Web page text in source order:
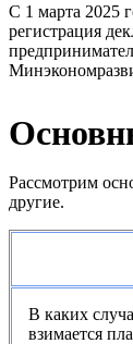
С 1 марта 2025
регистрация
Рассмотрим
другие.
В каких
взимается